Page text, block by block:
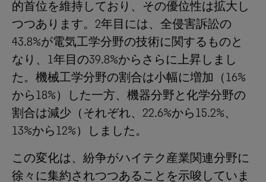
的首位を維持しており、その優位性は拡大し
つつあります。2年目には、全侵害訴訟の
43.8%が電気工学分野の技術に関するものと
なり、1年目の39.8%からさらに上昇しまし
た。機械工学分野の割合は小幅に増加（16%
から18%）した一方、機器分野と化学分野の
割合は減少（それぞれ、22.6%から15.2%、
13%から12%）しました。
この変化は、紛争がハイテク産業関連分野に
徐々に集約されつつあることを示唆していま